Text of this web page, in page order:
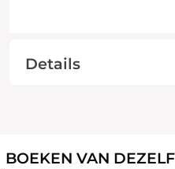
Details
BOEKEN VAN